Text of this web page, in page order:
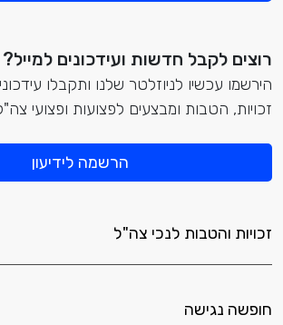
רוצים לקבל חדשות ועידכונים למייל?
הירשמו עכשיו לניוזלטר שלנו ותקבלו
זכויות, הטבות ומבצעים לפצועות ופצועי
הרשמה לידיעון
זכויות והטבות לנכי צה"ל
חופשה נגישה